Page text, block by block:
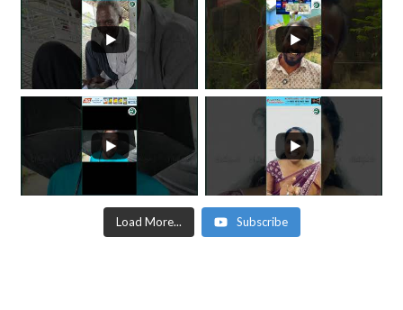
Load More... Subscribe